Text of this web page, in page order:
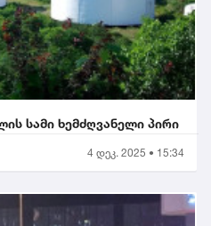
სამი ხემძღვანელი პირი
4 დეკ. 2025 • 15:34